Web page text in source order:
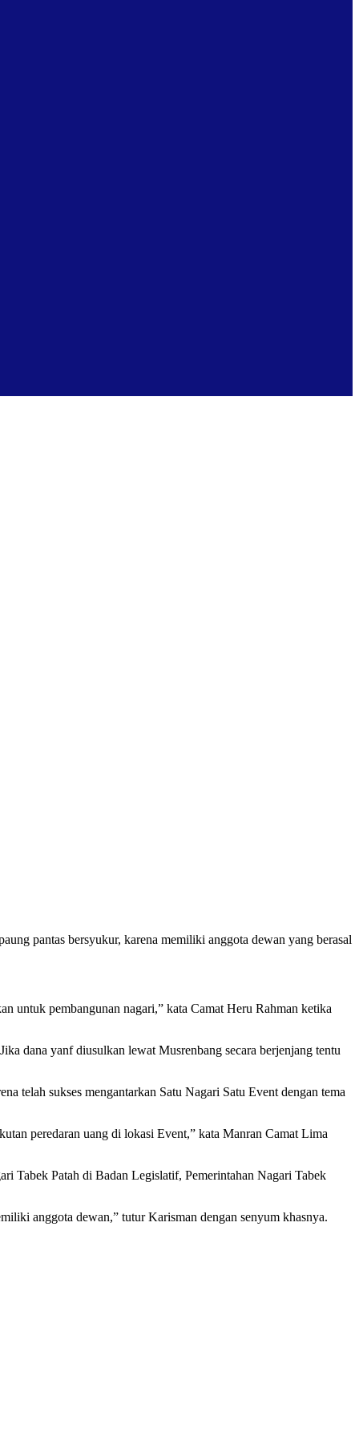
pantas bersyukur, karena memiliki anggota dewan yang berasal
untuk pembangunan nagari,” kata Camat Heru Rahman ketika
dana yanf diusulkan lewat Musrenbang secara berjenjang tentu
telah sukses mengantarkan Satu Nagari Satu Event dengan tema
peredaran uang di lokasi Event,” kata Manran Camat Lima
Tabek Patah di Badan Legislatif, Pemerintahan Nagari Tabek
anggota dewan,” tutur Karisman dengan senyum khasnya.